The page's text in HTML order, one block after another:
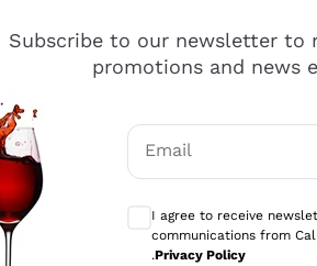
è male ma secondo me ci
Subscribe to our newsletter to
promotions and news
Email
I agree to receive
communications from
.Privacy Policy